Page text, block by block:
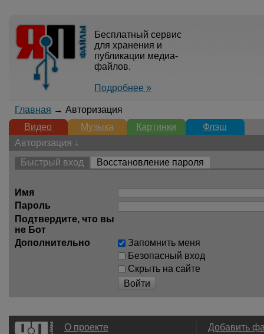
Бесплатный сервис
для хранения и
публикации медиа-
файлов.
Подробнее »
Главная → Авторизация
Видео
Музыка Картинки
Флэш
Авторизация ↓
Быстрый вход
Восстановление пароля
Имя
Пароль
Подтвердите, что вы
не Бот
Дополнительно
Запомнить меня
Безопасный вход
Скрыть на сайте
Войти
О проекте
Добавить